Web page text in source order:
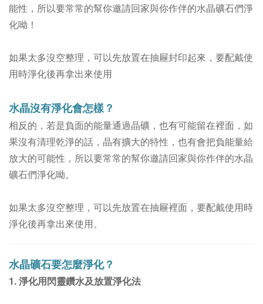
能性，所以要常常的幫你邀請回家與你作伴的水晶礦石們淨
化呦！
如果太多沒空整理，可以先放置在抽屜封印起來，要配戴使
用時淨化後再拿出來使用
水晶沒有淨化會怎樣？
相反的，若是負面的能量通過晶礦，也有可能留在裡面，如
果沒有清理乾淨的話，晶有擴大的特性， 也有會把負能量給
放大的可能性，所以要常常的幫你邀請回家與你作伴的水晶
礦石們淨化呦。
如果太多沒空整理，可以先放置在抽屜裡面，要配戴使用時
淨化後再拿出來使用。
水晶礦石要怎麼淨化？
1. 淨化用閃靈鑽水及放置淨化法